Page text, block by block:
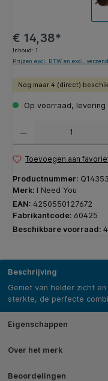
€ 14,38*
Inhoud: 1
Prijzen excl. BTW en excl.
Nog maar 4 (direct)
Op voorraad,
Toevoegen aan
Productnummer:
Merk: I Need You
EAN: 4250550127672
Fabrikantcode: 60425
Beschikbare voorraad: 4
Beschrijving
Geniet van helder zicht
sterkte, de perfecte
Eigenschappen
Over het merk
Beoordelingen